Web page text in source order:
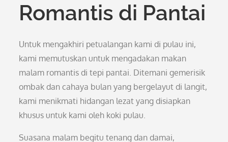
Romantis di Pantai
Untuk mengakhiri petualangan kami di pulau ini,
kami memutuskan untuk mengadakan makan
malam romantis di tepi pantai. Ditemani gemerisik
ombak dan cahaya bulan yang bergelayut di langit,
kami menikmati hidangan lezat yang disiapkan
khusus untuk kami oleh koki pulau.
Suasana malam begitu tenang dan damai,